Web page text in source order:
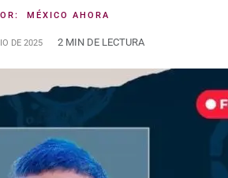
MÉXICO AHORA
DE 2025 2 MIN DE LECTURA